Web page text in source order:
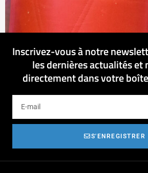
Inscrivez-vous à notre
les dernières actualités et
directement dans votre
S'ENREGISTRER